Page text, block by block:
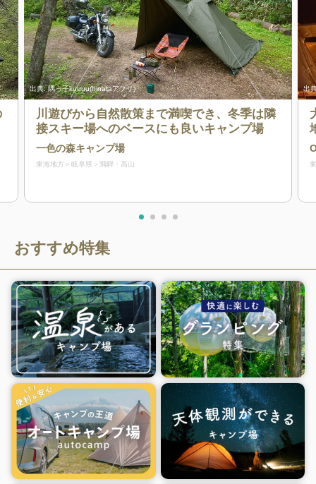
出典:隅っ子kuuuu(hinataアプリ)
川遊びから自然散策まで満喫でき、冬季は隣
接スキー場へのベースにも良いキャンプ場
一色の森キャンプ場
東海地方 岐阜県 飛騨・高山
出
おすすめ特集